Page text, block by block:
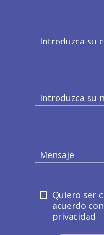
Introduzca su
Introduzca su
Mensaje
Quiero ser
acuerdo
privacidad